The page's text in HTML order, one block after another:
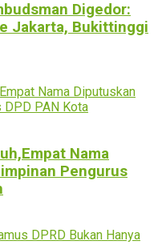
Digedor:
Jakarta, Bukittinggi
Nama
Pengurus